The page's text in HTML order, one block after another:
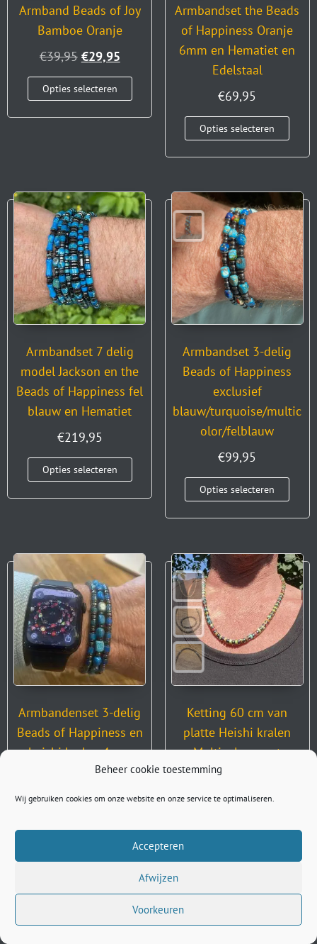
Beheer cookie toestemming
Wij gebruiken cookies om onze website en onze service te optimaliseren.
Accepteren
Afwijzen
Voorkeuren
Armband Beads of Joy
Bamboe Oranje
€39,95 €29,95
Opties selecteren
€69,95
Opties selecteren
Armbandset 7 delig
Beads of Happiness fel
blauw en Hematiet
€ 219,95
Opties selecteren
Armbandset 3-delig
exclusief
blauw/turquoise/multic
olor/felblauw
€99,95
Opties selecteren
Armbandenset 3-delig
heishi kralen 4mm
felblauw
Ketting 60 cm van
Multicolour met
Hematiet spacers